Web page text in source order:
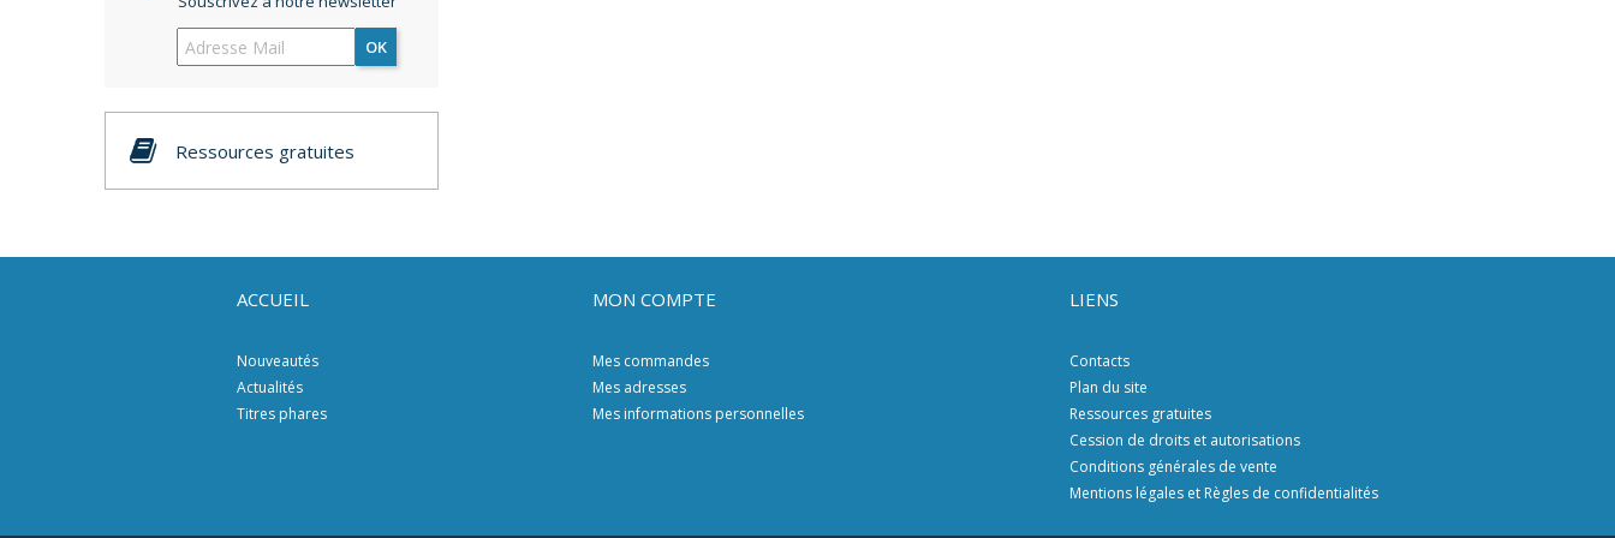
OK
Ressources gratuites
ACCUEIL
Nouveautés
Actualités
Titres phares
MON COMPTE
Mes commandes
Mes adresses
Mes informations personnelles
LIENS
Contacts
Plan du site
Ressources gratuites
Cession de droits et autorisations
Conditions générales de vente
Mentions légales et Règles de confidentialités